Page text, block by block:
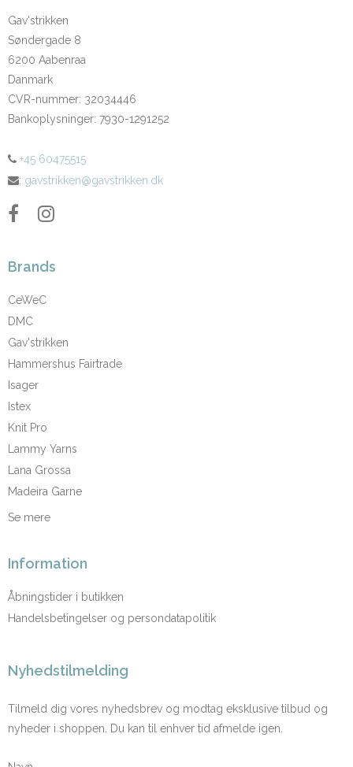
Gav'strikken
Søndergade 8
6200 Aabenraa
Danmark
CVR-nummer: 32034446
Bankoplysninger: 7930-1291252
+45 60475515
: gavstrikken@gavstrikken.dk
Brands
CeWeC
DMC
Gav'strikken
Hammershus Fairtrade
Isager
Istex
Knit Pro
Lammy Yarns
Lana Grossa
Madeira Garne
Se mere
Information
Åbningstider i butikken
Handelsbetingelser og persondatapolitik
Nyhedstilmelding
Tilmeld dig vores nyhedsbrev og modtag eksklusive tilbud og
nyheder i shoppen. Du kan til enhver tid afmelde igen.